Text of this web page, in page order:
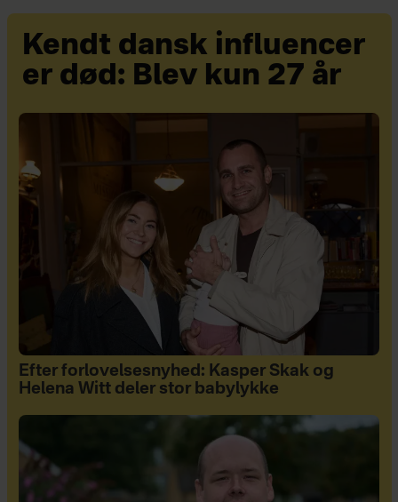
Kendt dansk influencer
er død: Blev kun 27 år
Efter forlovelsesnyhed: Kasper Skak og
Helena Witt deler stor babylykke